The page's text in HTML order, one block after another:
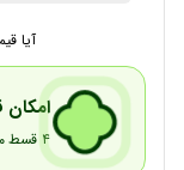
آیا
۴ قسط ماهانه. بدون سود، چک و ضامن.